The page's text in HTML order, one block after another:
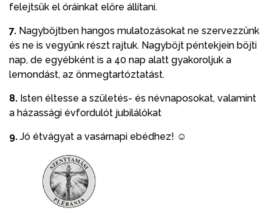
felejtsük el óráinkat előre állítani.
7. Nagyböjtben hangos mulatozásokat ne szervezzünk
és ne is vegyünk részt rajtuk. Nagyböjt péntekjein böjti
nap, de egyébként is a 40 nap alatt gyakoroljuk a
lemondást, az önmegtartóztatást.
8. Isten éltesse a születés- és névnaposokat, valamint
a házassági évfordulót jubilálókat
9. Jó étvágyat a vasárnapi ebédhez! ☺